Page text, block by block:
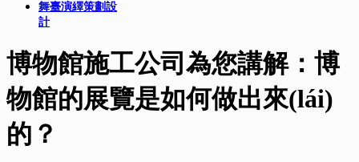
舞臺演繹策劃設
計
博物館施工公司為您講解：博
物館的展覽是如何做出來(lái)
的？